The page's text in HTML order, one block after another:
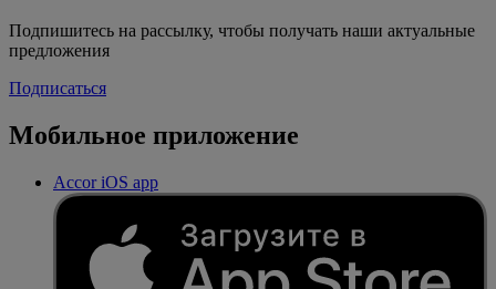
Подпишитесь на рассылку, чтобы получать наши актуальные
предложения
Подписаться
Мобильное приложение
Accor iOS app